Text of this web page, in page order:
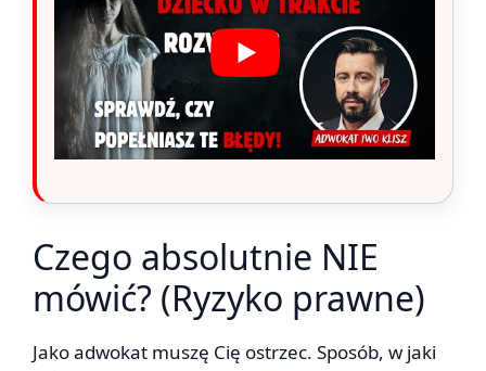
Czego absolutnie NIE
mówić? (Ryzyko prawne)
Jako adwokat muszę Cię ostrzec. Sposób, w jaki